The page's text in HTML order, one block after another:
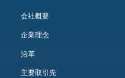
会社概要
企業理念
沿革
主要取引先